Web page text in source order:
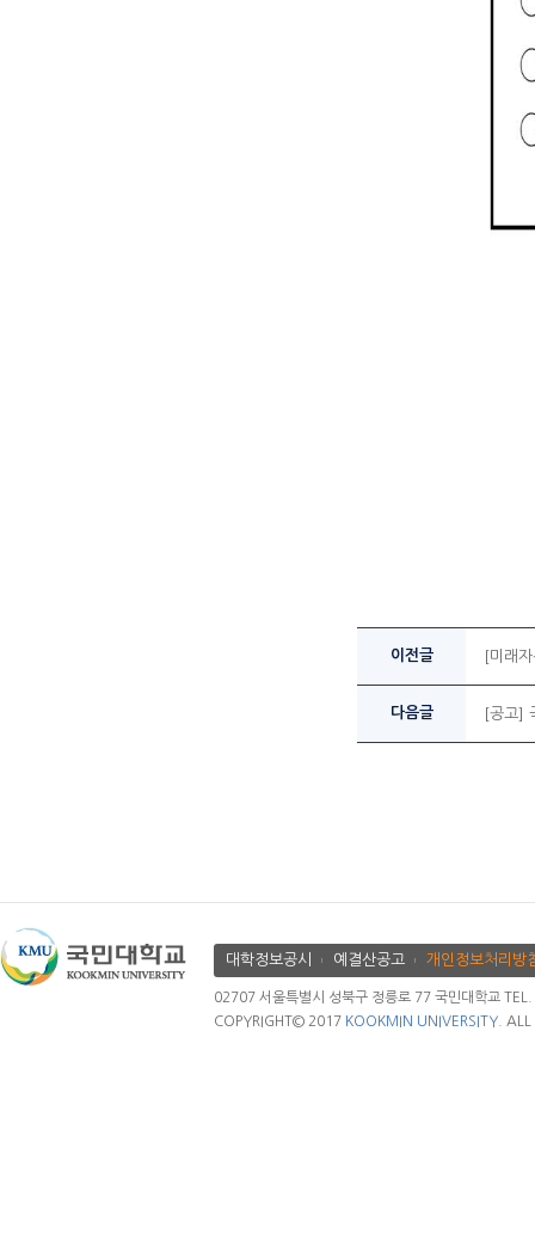
이전글 [미래
다음글 [공고]
대학정보공시 예결산공고 개인정보처리방
02707 서울특별시 성북구 정릉로 77 국민대학교
COPYRIGHT© 2017 KOOKMIN UNIVERSITY. ALL